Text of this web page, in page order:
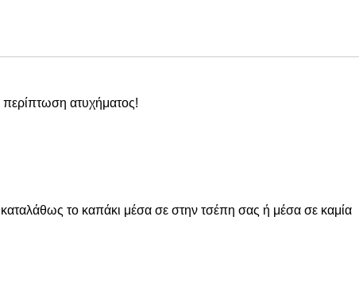
περίπτωση ατυχήματος!
το καπάκι μέσα σε στην τσέπη σας ή μέσα σε καμία